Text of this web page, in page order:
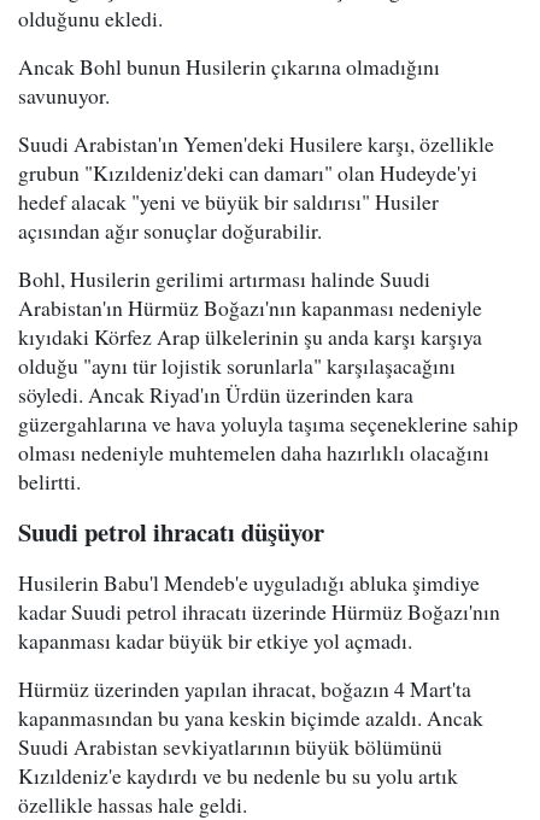
olduğunu ekledi.
Ancak Bohl bunun Husilerin çıkarına olmadığını
savunuyor.
Suudi Arabistan'ın Yemen'deki Husilere karşı, özellikle
grubun "Kızıldeniz'deki can damarı" olan Hudeyde'yi
hedef alacak "yeni ve büyük bir saldırısı" Husiler
açısından ağır sonuçlar doğurabilir.
Bohl, Husilerin gerilimi artırması halinde Suudi
Arabistan'ın Hürmüz Boğazı'nın kapanması nedeniyle
kıyıdaki Körfez Arap ülkelerinin şu anda karşı karşıya
olduğu "aynı tür lojistik sorunlarla" karşılaşacağını
söyledi. Ancak Riyad'ın Ürdün üzerinden kara
güzergahlarına ve hava yoluyla taşıma seçeneklerine sahip
olması nedeniyle muhtemelen daha hazırlıklı olacağını
belirtti.
Suudi petrol ihracatı düşüyor
Husilerin Babu'l Mendeb'e uyguladığı abluka şimdiye
kadar Suudi petrol ihracatı üzerinde Hürmüz Boğazı'nın
kapanması kadar büyük bir etkiye yol açmadı.
Hürmüz üzerinden yapılan ihracat, boğazın 4 Mart'ta
kapanmasından bu yana keskin biçimde azaldı. Ancak
Suudi Arabistan sevkiyatlarının büyük bölümünü
Kızıldeniz'e kaydırdı ve bu nedenle bu su yolu artık
özellikle hassas hale geldi.